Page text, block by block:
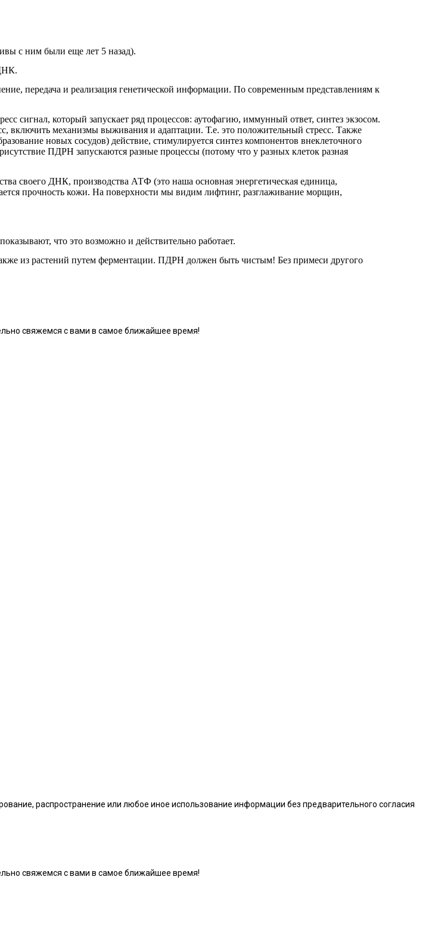
с ним были еще лет 5 назад).
передача и реализация генетической информации. По современным представлениям к
сигнал, который запускает ряд процессов: аутофагию, иммунный ответ, синтез экзосом.
включить механизмы выживания и адаптации. Т.е. это положительный стресс. Также
новых сосудов) действие, стимулируется синтез компонентов внеклеточного
ПДРН запускаются разные процессы (потому что у разных клеток разная
своего ДНК, производства АТФ (это наша основная энергетическая единица,
прочность кожи. На поверхности мы видим лифтинг, разглаживание морщин,
что это возможно и действительно работает.
из растений путем ферментации. ПДРН должен быть чистым! Без примеси другого
свяжемся с вами в самое ближайшее время!
распространение или любое иное использование информации без предварительного согласия
свяжемся с вами в самое ближайшее время!